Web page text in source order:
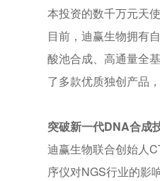
本投资的数千万元天使
目前，迪赢生物拥有
酸池合成、高通量全
了多款优质独创产品
突破新一代DNA合成
迪赢生物联合创始人
序仪对NGS行业的影